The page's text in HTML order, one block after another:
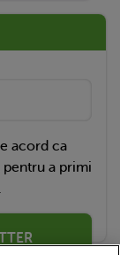
acord ca
a primi